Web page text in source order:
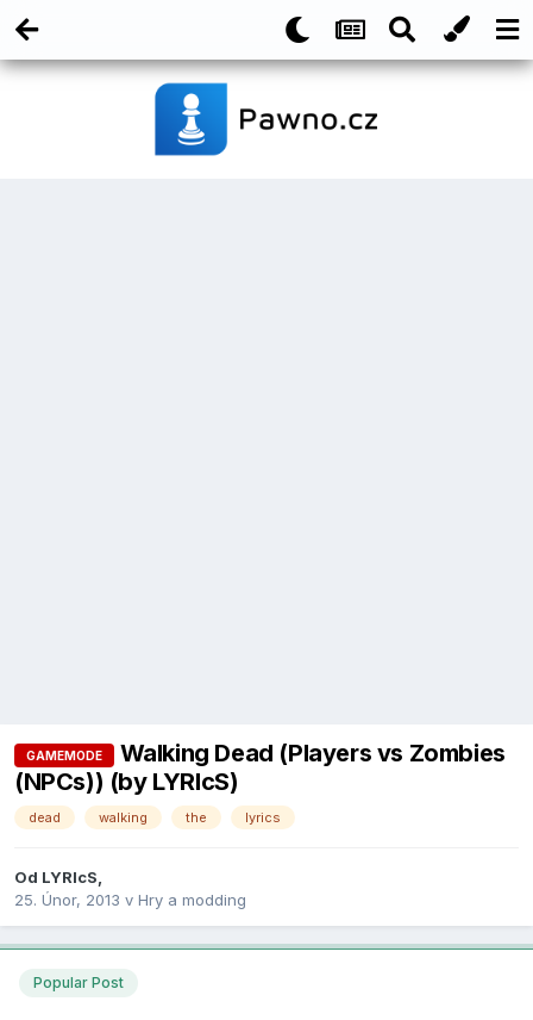
GAMEMODE
Walking Dead (Players vs Zombies
(NPCs)) (by LYRIcS)
dead walking the lyrics
Od LYRIcS,
25. Únor, 2013 v Hry a modding
Popular Post